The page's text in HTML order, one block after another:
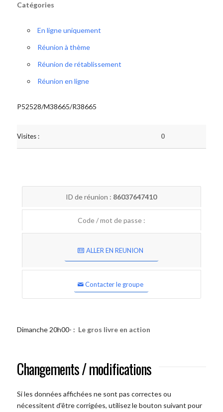
Catégories
En ligne uniquement
Réunion à thème
Réunion de rétablissement
Réunion en ligne
P52528/M38665/R38665
Visites : 0
ID de réunion : 86037647410
Code / mot de passe :
ALLER EN REUNION
Contacter le groupe
Dimanche 20h00- : Le gros livre en action
Changements / modifications
Si les données affichées ne sont pas correctes ou
nécessitent d'être corrigées, utilisez le bouton suivant pour